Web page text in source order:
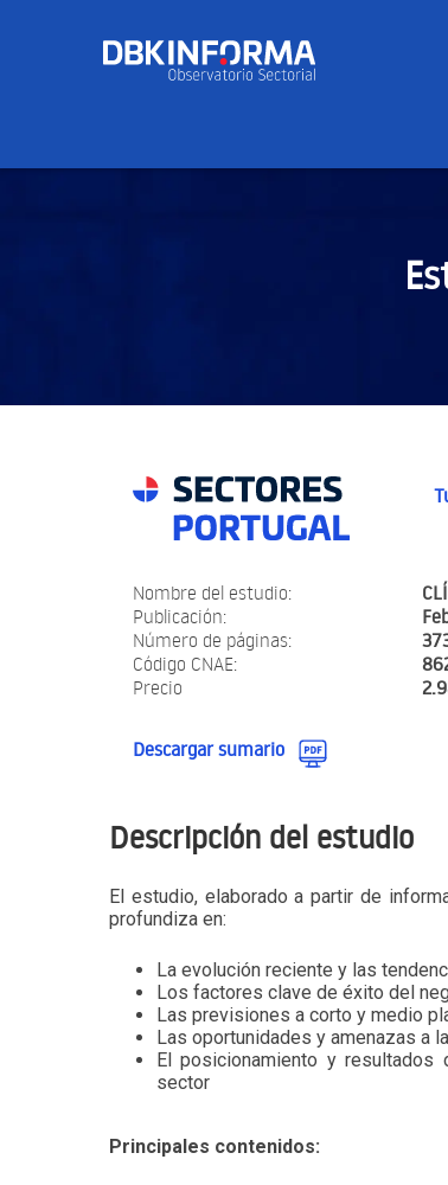
Nombre del estudio:
Publicación:
Número de páginas:
Código CNAE:
Precio
Descargar sumario
Descripción del estudio
El estudio, elaborado a partir de
profundiza en:
La evolución reciente y las
Los factores clave de éxito del
Las previsiones a corto y medio
Las oportunidades y amenazas a
El posicionamiento y
sector
Principales contenidos: